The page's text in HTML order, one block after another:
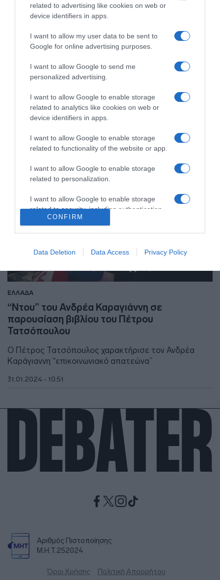
related to advertising like cookies on web or
device identifiers in apps.
I want to allow my user data to be sent to
Google for online advertising purposes.
I want to allow Google to send me
personalized advertising.
I want to allow Google to enable storage
related to analytics like cookies on web or
device identifiers in apps.
I want to allow Google to enable storage
related to functionality of the website or app.
I want to allow Google to enable storage
related to personalization.
I want to allow Google to enable storage
related to security, including authentication
functionality and fraud prevention, and other
CONFIRM
Data Deletion Data Access Privacy Policy
κεφάλι» λέει ο δεύτερος
Ένταση επικράτησε στην παρουσίαση του βιβλίου του
Πέτρου Τατσόπουλου όταν εμφανίστηκε ο Ανδρέας
Καραγιάννης το βράδυ της Δευτέρας 11/11.
Συγκεκριμένα, όλα συνέβησαν στην παρουσίαση του
βιβλίου «Το Παιδί του Διαβόλου» στον «Ιανό», με τον
Πέτρο Τατσόπουλο να βλέπει τον Ανδρέα Καραγιάννη
και να του λέει: «Ανδρέα, τα 15 λεπτά δημοσιότητας
τα έχεις αποσπάσει. Όχι στη […]
ΕΛΛΑΔΑ
“Ντου” του Ανδρέα Καραγιάννη σε
παρουσίαση βιβλίου του Πέτρου
Τατσόπουλου
Ο Πέτρος Τατσόπουλος χαρακτήρισε τον Ανδρέα
Καράγιαννη “επικοινωνιακό απατεώνα”
31.01.2024 - 10:51
Αριθμός Πιστοποίησης
Μ.Η.Τ.252024
Όροι Χρήσης Πολιτική Απορρήτου